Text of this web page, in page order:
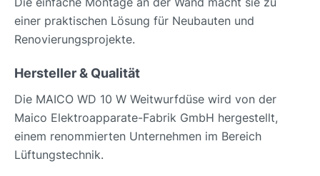
einer praktischen Lösung für Neubauten und
Renovierungsprojekte.
Hersteller & Qualität
Die MAICO WD 10 W Weitwurfdüse wird von der
Maico Elektroapparate-Fabrik GmbH hergestellt,
einem renommierten Unternehmen im Bereich
Lüftungstechnik.